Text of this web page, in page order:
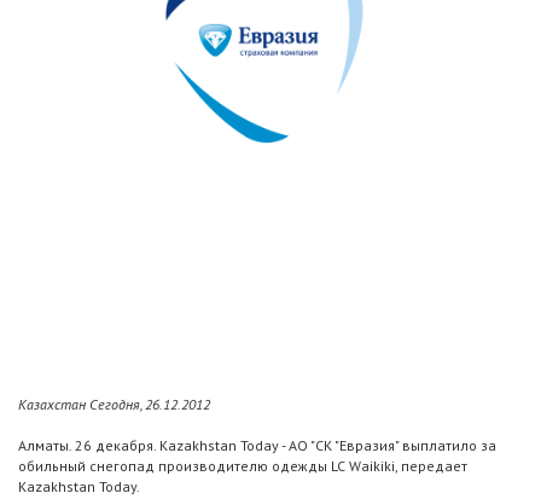
Казахстан Сегодня, 26.12.2012
Алматы. 26 декабря. Kazakhstan Today - АО "СК "Евразия" выплатило за
обильный снегопад производителю одежды LC Waikiki, передает
Kazakhstan Today.